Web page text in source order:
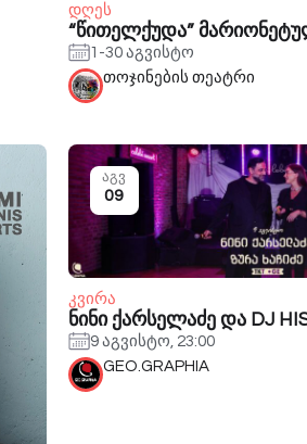
დღეს
“წითელქუდა”
1-30 აგვისტო
თოჯინების თეატრი
კვირა
ნინი ქარსელაძე და DJ
9 აგვისტო, 23:00
აგვ
09
GEO.GRAPHIA